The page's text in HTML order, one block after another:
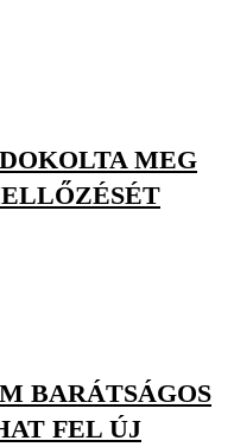
MEG
BARÁTSÁGOS
FEL ÚJ